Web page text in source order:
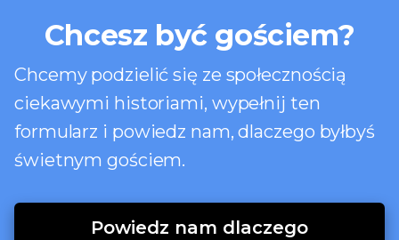
Chcesz być gościem?
Chcemy podzielić się ze społecznością
ciekawymi historiami, wypełnij ten
formularz i powiedz nam, dlaczego byłbyś
świetnym gościem.
Powiedz nam dlaczego